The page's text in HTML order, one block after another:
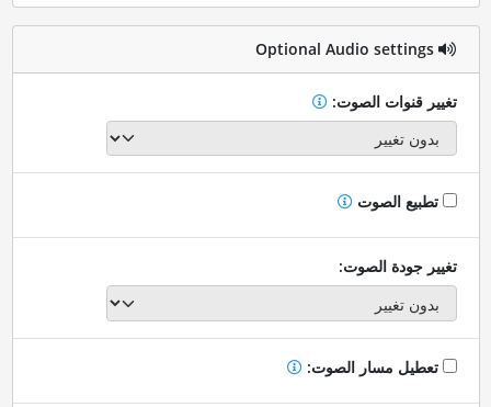
Optional Audio settings
تغيير قنوات الصوت:
تطبيع الصوت
تغيير جودة الصوت:
تعطيل مسار الصوت: